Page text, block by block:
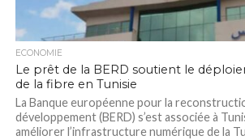
ECONOMIE
Le prêt de la BERD soutient le
de la fibre en Tunisie
La Banque européenne pour la
développement (BERD) s’est associée à
améliorer l’infrastructure numérique de la